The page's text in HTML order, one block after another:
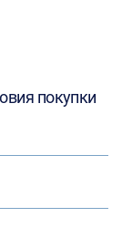
покупки